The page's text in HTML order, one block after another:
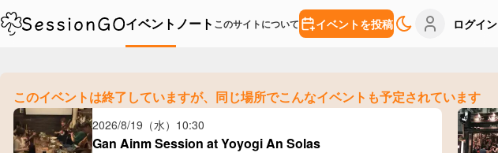
イベント ノート このサイトについて イベントを投稿 ログイン
このイベントは終了していますが、 同じ場所でこんなイベントも予定されています
2026/8/19（水） 10:30
Gan Ainm Session at Yoyogi An Solas